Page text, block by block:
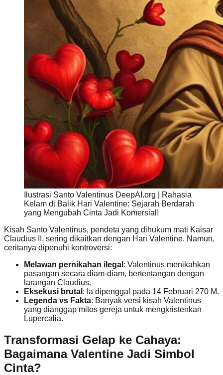
Ilustrasi Santo Valentinus DeepAI.org | Rahasia
Kelam di Balik Hari Valentine: Sejarah Berdarah
yang Mengubah Cinta Jadi Komersial!
Kisah Santo Valentinus, pendeta yang dihukum mati Kaisar
Claudius II, sering dikaitkan dengan Hari Valentine. Namun,
ceritanya dipenuhi kontroversi:
Melawan pernikahan ilegal : Valentinus menikahkan
pasangan secara diam-diam, bertentangan dengan
larangan Claudius.
Eksekusi brutal : Ia dipenggal pada 14 Februari 270 M.
Legenda vs Fakta: Banyak versi kisah Valentinus
yang dianggap mitos gereja untuk mengkristenkan
Lupercalia.
Transformasi Gelap ke Cahaya:
Bagaimana Valentine Jadi Simbol
Cinta?